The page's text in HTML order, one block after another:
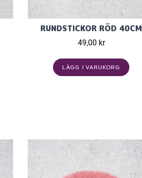
RUNDSTICKOR RÖD 40CM
49,00 kr
LÄGG I VARUKORG